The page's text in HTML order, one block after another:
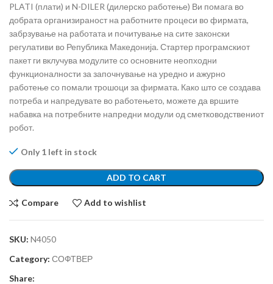
PLATI (плати) и N-DILER (дилерско работење) Ви помага во
добрата организираност на работните процеси во фирмата,
забрзување на работата и почитување на сите законски
регулативи во Република Македонија. Стартер програмскиот
пакет ги вклучува модулите со основните неопходни
функционалности за започнување на уредно и ажурно
работење со помали трошоци за фирмата. Како што се создава
потреба и напредувате во работењето, можете да вршите
набавка на потребните напредни модули од сметководствениот
робот.
Only 1 left in stock
ADD TO CART
Compare Add to wishlist
SKU: N4050
Category: СОФТВЕР
Share: